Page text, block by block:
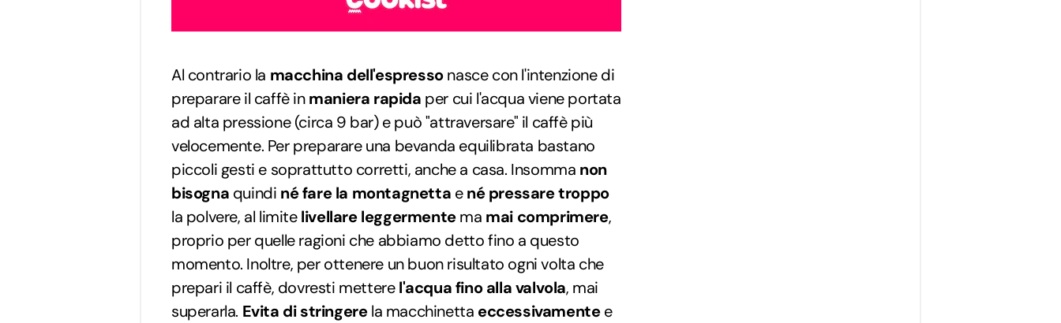
Al contrario la macchina dell'espressonasce con l'intenzione di
preparare il caffè inmaniera rapida per cui l'acqua viene portata
ad alta pressione (circa 9 bar) e può "attraversare" il caffè più
velocemente. Per preparare una bevanda equilibrata bastano
piccoli gesti e soprattutto corretti, anche a casa. Insomma non
bisogna quindi né fare la montagnetta ené pressare troppo
la polvere, al limitelivellare leggermentema mai comprimere,
proprio per quelle ragioni che abbiamo detto fino a questo
momento. Inoltre, per ottenere un buon risultato ogni volta che
prepari il caffè, dovresti metterel'acqua fino alla valvola, mai
superarla. Evita distringerela macchinetta eccessivamentee